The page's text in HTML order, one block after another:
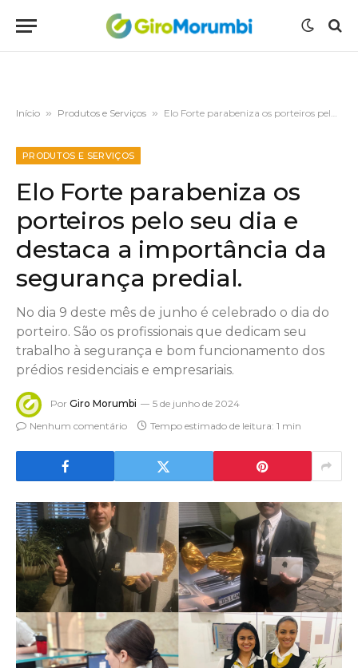
Início » Produtos e Serviços » Elo Forte parabeniza os porteiros pelo seu dia e destaca a importância da segurança predial.
PRODUTOS E SERVIÇOS
Elo Forte parabeniza os
porteiros pelo seu dia e
destaca a importância da
segurança predial.
No dia 9 deste mês de junho é celebrado o dia do
porteiro. São os profissionais que dedicam seu
trabalho à segurança e bom funcionamento dos
prédios residenciais e empresariais.
Por Giro Morumbi
5 de junho de 2024
Nenhum comentário
Tempo estimado de leitura: 1 min